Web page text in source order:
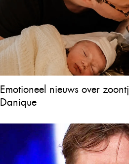
Emotioneel nieuws over
Danique